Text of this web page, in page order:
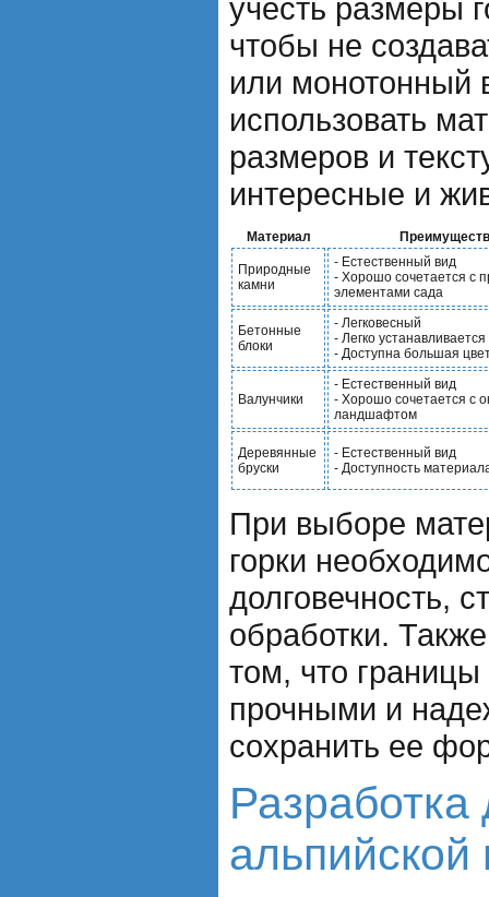
учесть размеры
чтобы не
или монотонный
использовать
размеров и
интересные и
Материал
Природные
камни
- Естественный вид
- Хорошо сочетается с
элементами сада
Бетонные
блоки
- Легковесный
- Легко устанавливается
- Доступна большая
Валунчики
- Естественный вид
- Хорошо сочетается с
ландшафтом
Деревянные
бруски
- Естественный вид
- Доступность
При выборе
горки
долговечность,
обработки.
том, что
прочными и
сохранить ее
Разработка
альпийской